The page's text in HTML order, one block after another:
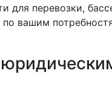
для перевозки,
по вашим